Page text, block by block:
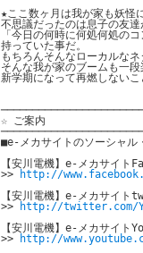
★ここ数ヶ月は我が家も妖怪
不思議だったのは息子の友達
「今日の何時に何処何処の
持っていた事だ。
もちろんそんなローカルな
そんな我が家のブームも一
新学期になって再燃しない
☆ ご案内
■e-メカサイトのソーシャル
【安川電機】e-メカサイト
>>
http://
【安川電機】e-メカサイ
>>
http://twitter.com/
【安川電機】e-メカサイト
>>
http://